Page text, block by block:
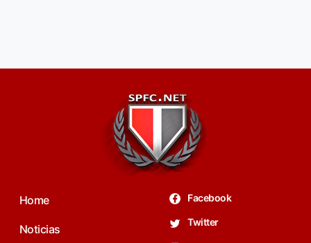
Home
Noticias
Facebook
Twitter